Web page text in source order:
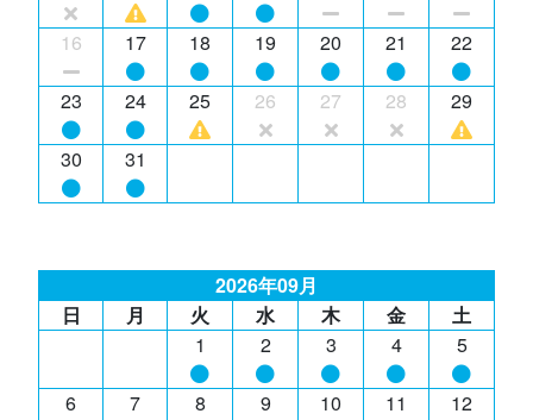
16 17 18 19 20 21 22
23 24 25 26 27 28 29
30 31
2026年09月
日
月 火 水 木 金
土
1
2 3 4 5
6 7 8 9 10 11 12